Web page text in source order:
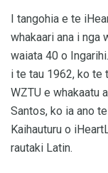
I tangohia e te
whakaari ana i nga
waiata 40 o
i te tau 1962, ko te
WZTU e whakaatu
Santos, ko ia ano
Kaihauturu o
rautaki Latin.